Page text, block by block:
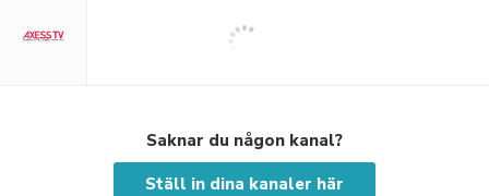
Saknar du någon kanal?
Ställ in dina kanaler här